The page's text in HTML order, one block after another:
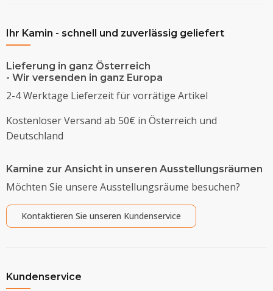
Ihr Kamin - schnell und zuverlässig geliefert
Lieferung in ganz Österreich
- Wir versenden in ganz Europa
2-4 Werktage Lieferzeit für vorrätige Artikel
Kostenloser Versand ab 50€ in Österreich und
Deutschland
Kamine zur Ansicht in unseren Ausstellungsräumen
Möchten Sie unsere Ausstellungsräume besuchen?
Kontaktieren Sie unseren Kundenservice
Kundenservice